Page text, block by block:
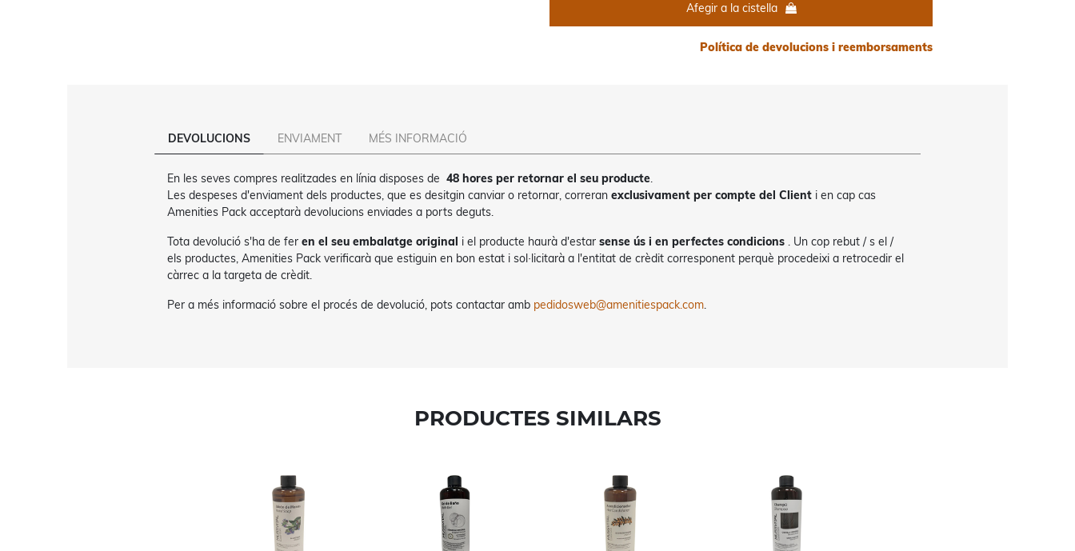
Afegir a la cistella
Política de devolucions i reemborsaments
DEVOLUCIONS ENVIAMENT MÉS INFORMACIÓ
En les seves compres realitzades en línia disposes de 48 hores per retornar el seu producte.
Les despeses d'enviament dels productes, que es desitgin canviar o retornar, correran exclusivament per compte del Client i en cap cas
Amenities Pack acceptarà devolucions enviades a ports deguts.
Tota devolució s'ha de fer en el seu embalatge original i el producte haurà d'estar sense ús i en perfectes condicions . Un cop rebut / s el /
els productes, Amenities Pack verificarà que estiguin en bon estat i sol·licitarà a l'entitat de crèdit corresponent perquè procedeixi a retrocedir el
càrrec a la targeta de crèdit.
Per a més informació sobre el procés de devolució, pots contactar amb pedidosweb@amenitiespack.com.
PRODUCTES SIMILARS